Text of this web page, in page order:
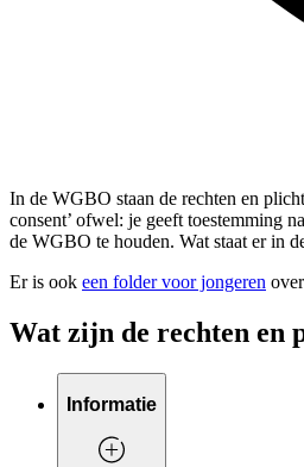
In de WGBO staan de rechten en
consent’ ofwel: je geeft toestemming
de WGBO te houden. Wat staat er in
Er is ook een folder voor jongeren
Wat zijn de rechten en
Informatie